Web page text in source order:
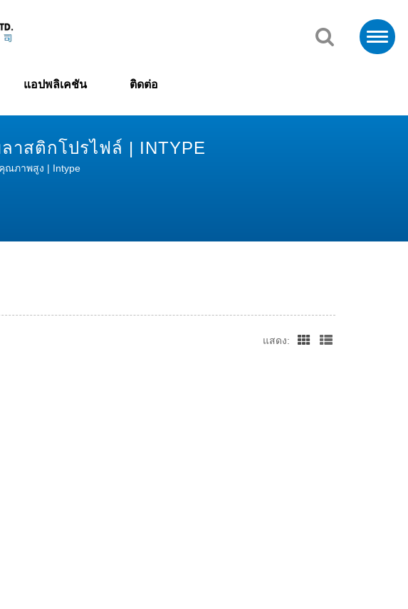
แอปพลิเคชัน ติดต่อ
าสติกโปรไฟล์ | INTYPE
ณภาพสูง | Intype
แสดง: